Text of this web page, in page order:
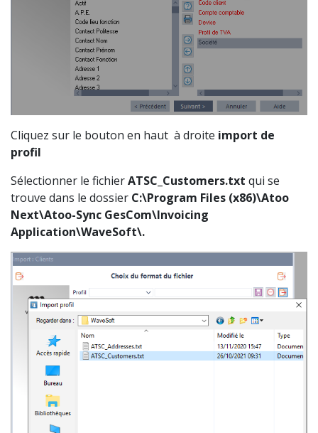
Cliquez sur le bouton en haut à droite import de
profil
Sélectionner le fichierATSC_Customers.txt qui se
trouve dans le dossier C:\Program Files (x86)\Atoo
Next\Atoo-Sync GesCom\Invoicing
Application\WaveSoft\.